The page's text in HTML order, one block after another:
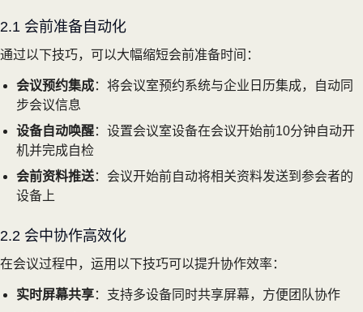
2.1 会前准备自动化
通过以下技巧，可以大幅缩短会前准备时间：
会议预约集成：将会议室预约系统与企业日历集成，自动同
步会议信息
设备自动唤醒：设置会议室设备在会议开始前10分钟自动开
机并完成自检
会前资料推送：会议开始前自动将相关资料发送到参会者的
设备上
2.2 会中协作高效化
在会议过程中，运用以下技巧可以提升协作效率：
实时屏幕共享：支持多设备同时共享屏幕，方便团队协作